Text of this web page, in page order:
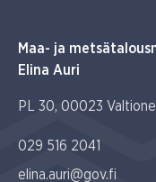
Maa- ja
Elina Auri
PL 30, 00023
029 516 2041
elina.auri@gov.fi